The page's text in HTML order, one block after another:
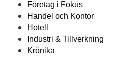
Företag i Fokus
Handel och Kontor
Hotell
Industri & Tillverkning
Krönika